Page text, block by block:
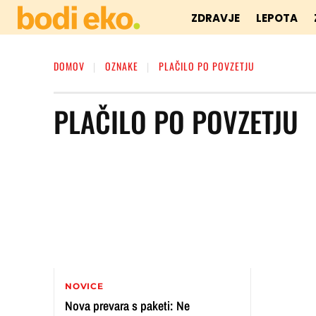
ZDRAVJE LEPOTA
DOMOV OZNAKE PLAČILO PO POVZETJU
PLAČILO PO POVZETJU
NOVICE
Nova prevara s paketi: Ne